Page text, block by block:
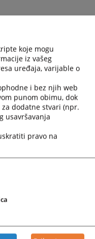
koje mogu
iz vašeg
uređaja, varijable o
i bez njih web
punom obimu, dok
dodatne stvari (npr.
usavršavanja
pravo na